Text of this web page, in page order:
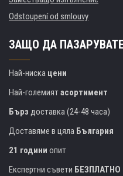
Odstoupení od smlouvy
ЗАЩО ДА
Най-ниска цени
Най-големиятасортимент
Бърз доставка (24-48 часа)
Доставяме в цяла България
21 години опит
Експертни съвети БЕЗПЛАТНО